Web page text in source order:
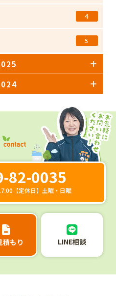
4
5
82-0035
【定休日】土曜・日曜
積もり LINE相談